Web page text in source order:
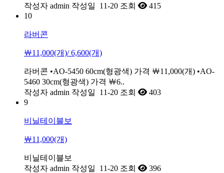
작성자 admin 작성일 11-20 조회
415
10
라버콘
￦11,000(개)/ 6,600(개)
라버콘 •AO-5450 60cm(형광색) 가격 ￦11,000(개) •AO-
5460 30cm(형광색) 가격 ￦6..
작성자 admin 작성일 11-20 조회
403
9
비닐테이블보
￦11,000(개)
비닐테이블보
작성자 admin 작성일 11-20 조회
396